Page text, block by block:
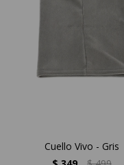
Cuello Vivo - Gris